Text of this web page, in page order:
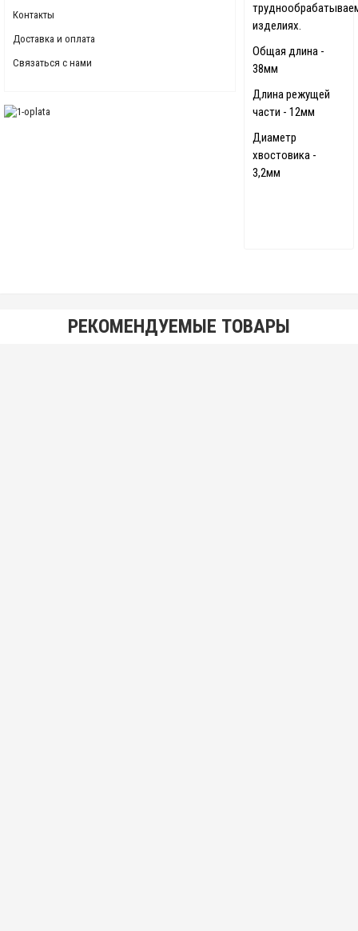
Контакты
Доставка и оплата
Связаться с нами
изделиях.
Общая длина -
38мм
Длина режущей
части - 12мм
Диаметр
хвостовика -
3,2мм
РЕКОМЕНДУЕМЫЕ ТОВАРЫ